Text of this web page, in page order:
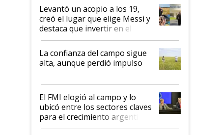
Levantó un acopio a los 19,
creó el lugar que elige Messi y
destaca que invertir en el
kirchnerismo era como "darle
plata a un hijo para droga":
Juan Félix Rossetti, el libertario
que de una dura crisis salió
de Milei
La confianza del campo sigue
alta, aunque perdió impulso
El FMI elogió al campo y lo
ubicó entre los sectores claves
para el crecimiento argentino